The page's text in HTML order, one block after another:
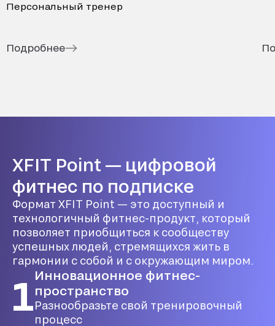
Персональный тренер
Подробнее
XFIT Point — цифровой
фитнес по подписке
Формат XFIT Point — это доступный и
технологичный фитнес-продукт, который
позволяет приобщиться к сообществу
успешных людей, стремящихся жить в
гармонии с собой и с окружающим миром.
1Инновационное фитнес-
пространство
Разнообразьте свой тренировочный
процесс